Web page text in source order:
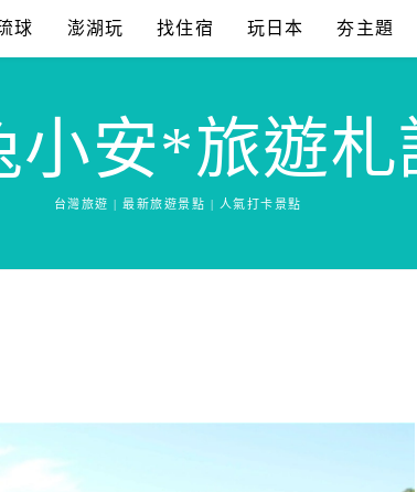
球 澎湖玩 找住宿 玩日本 夯主題
小安*旅遊札
台灣旅遊 | 最新旅遊景點 | 人氣打卡景點